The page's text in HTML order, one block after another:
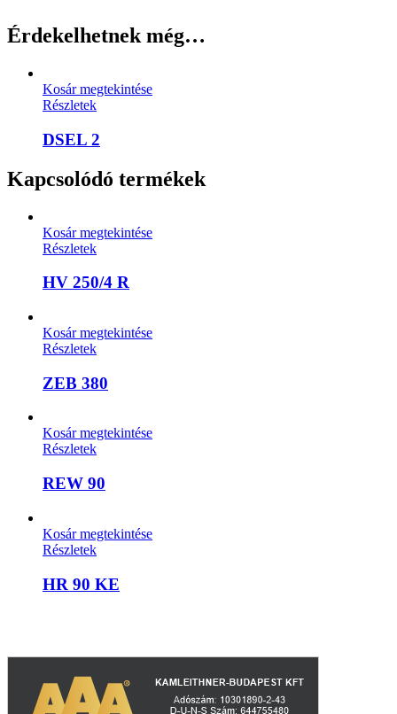
Érdekelhetnek még…
Kosár megtekintése
Részletek
DSEL 2
Kapcsolódó termékek
Kosár megtekintése
Részletek
HV 250/4 R
Kosár megtekintése
Részletek
ZEB 380
Kosár megtekintése
Részletek
REW 90
Kosár megtekintése
Részletek
HR 90 KE